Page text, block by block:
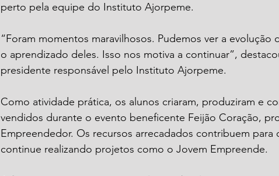
perto pela equipe do Instituto Ajorpeme.
“Foram momentos maravilhosos. Pudemos ver a evolução
o aprendizado deles. Isso nos motiva a continuar”,
presidente responsável pelo Instituto Ajorpeme.
Como atividade prática, os alunos criaram, produziram e
vendidos durante o evento beneficente Feijão Coração,
Empreendedor. Os recursos arrecadados contribuem
continue realizando projetos como o Jovem Empreende.